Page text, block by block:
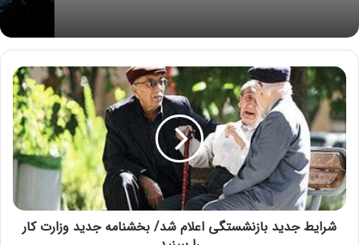
نوشته های مشابه
چگونه یک نفر را از لیست بیمه
حذف کنیم؟
ش
ر
ی
ط
ج
د
ی
د
شرایط جدید بازنشستگی اعلام شد/ بخشنامه جدید وزارت کار